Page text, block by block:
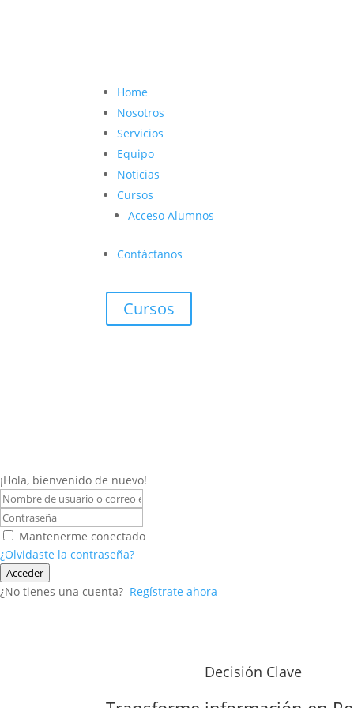
Home
Nosotros
Servicios
Equipo
Noticias
Cursos
Acceso Alumnos
Contáctanos
Cursos
¡Hola, bienvenido de nuevo!
Mantenerme conectado
¿Olvidaste la contraseña?
Acceder
¿No tienes una cuenta? Regístrate ahora
Decisión Clave